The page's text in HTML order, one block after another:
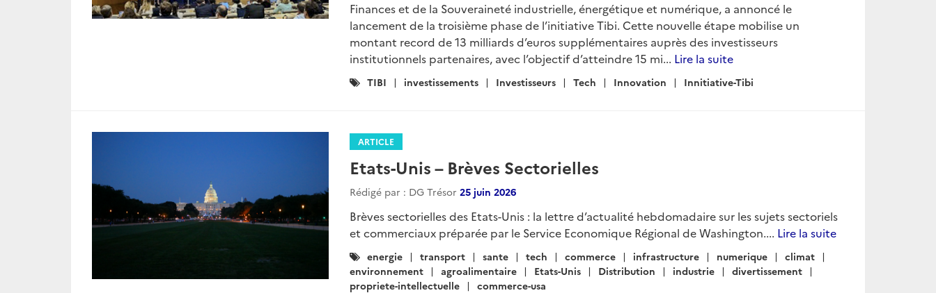
Finances et de la Souveraineté industrielle, énergétique et numérique, a annoncé le
lancement de la troisième phase de l’initiative Tibi. Cette nouvelle étape mobilise un
montant record de 13 milliards d’euros supplémentaires auprès des investisseurs
institutionnels partenaires, avec l’objectif d’atteindre 15 mi... Lire la suite
Catégories
TIBI investissements Investisseurs Tech Innovation Innitiative-Tibi
ARTICLE
Etats-Unis – Brèves Sectorielles
Rédigé par : DG Trésor 25 juin 2026
Brèves sectorielles des Etats-Unis : la lettre d’actualité hebdomadaire sur les sujets sectoriels
et commerciaux préparée par le Service Economique Régional de Washington.... Lire la suite
Catégories
:
energie transport sante tech commerce infrastructure numerique
climat
environnement
agroalimentaire Etats-Unis Distribution industrie
divertissement
propriete-intellectuelle
commerce-usa